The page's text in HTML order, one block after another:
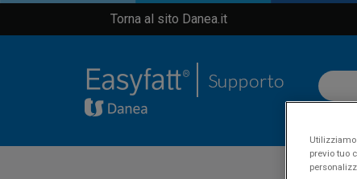
Torna al sito Danea.it
previo tuo